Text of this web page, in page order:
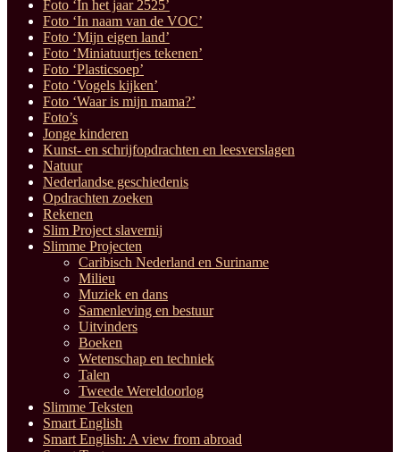
Foto ‘In het jaar 2525’
Foto ‘In naam van de VOC’
Foto ‘Mijn eigen land’
Foto ‘Miniatuurtjes tekenen’
Foto ‘Plasticsoep’
Foto ‘Vogels kijken’
Foto ‘Waar is mijn mama?’
Foto’s
Jonge kinderen
Kunst- en schrijfopdrachten en leesverslagen
Natuur
Nederlandse geschiedenis
Opdrachten zoeken
Rekenen
Slim Project slavernij
Slimme Projecten
Caribisch Nederland en Suriname
Milieu
Muziek en dans
Samenleving en bestuur
Uitvinders
Boeken
Wetenschap en techniek
Talen
Tweede Wereldoorlog
Slimme Teksten
Smart English
Smart English: A view from abroad